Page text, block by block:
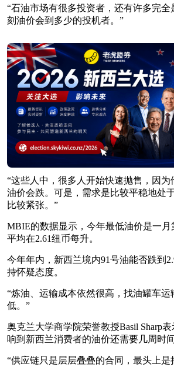
“石油市场有很多投资者，还有许多完
刻油价会到多少的投机者。”
“这些人中，很多人开始快速抛售，因为
油价会跌。可是，需求是比较平稳地处
比较紧张。”
MBIE的数据显示，今年最低油价是一月
平均在2.61纽币每升。
今年年内，新西兰境内91号油能否跌到
持怀疑态度。
“炼油、运输成本依然很高，找油罐车运
低。”
奥克兰大学商学院荣誉教授Basil Sharp
响到新西兰消费者的油价还需要几周时间
“供应链只是层层叠叠的合同，最头上是